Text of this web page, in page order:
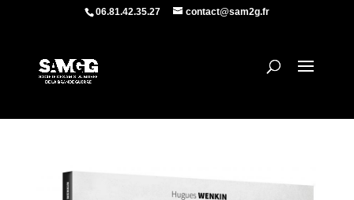
06.81.42.35.27 contact@sam2g.fr